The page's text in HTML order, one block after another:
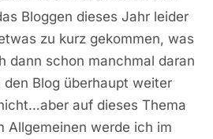
Bloggen dieses Jahr leider
zu kurz gekommen, was
dann schon manchmal daran
Blog überhaupt weiter
auf dieses Thema
Allgemeinen werde ich im